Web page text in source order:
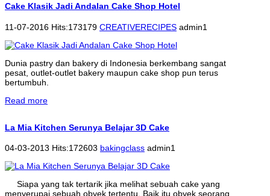
Cake Klasik Jadi Andalan Cake Shop Hotel
11-07-2016 Hits:173179 CREATIVERECIPES admin1
Dunia pastry dan bakery di Indonesia berkembang sangat
pesat, outlet-outlet bakery maupun cake shop pun terus
bertumbuh.
Read more
La Mia Kitchen Serunya Belajar 3D Cake
04-03-2013 Hits:172603 bakingclass admin1
Siapa yang tak tertarik jika melihat sebuah cake yang
menyerupai sebuah obyek tertentu. Baik itu obyek seorang